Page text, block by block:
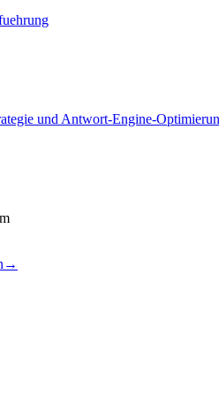
und Antwort-Engine-
→